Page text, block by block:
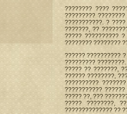
???????? ????
?????????
???????????. ?
???????, ??
????? ??????????
???????? ????????
?????? ??????????
?????????
????? ?? ???????,
?????? ????????,
??????????
???????????
????? ??, ???
????? ????????,
?????????????? ??